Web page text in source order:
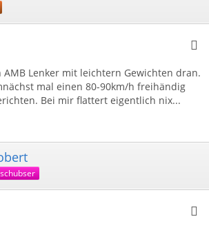
AMB Lenker mit leichtern Gewichten dran.
mal einen 80-90km/h freihändig
Bei mir flattert eigentlich nix...